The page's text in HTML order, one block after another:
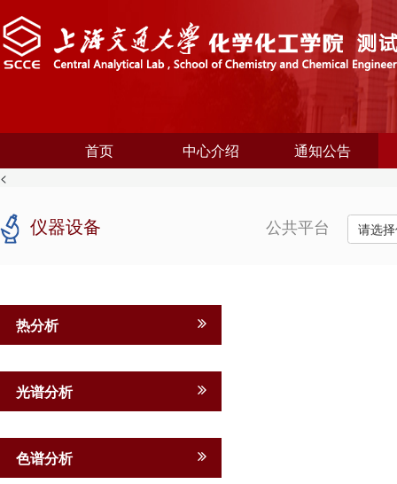
首页 中心介绍 通知公告
<
仪器设备 公共平台 请选
热分析
光谱分析
色谱分析